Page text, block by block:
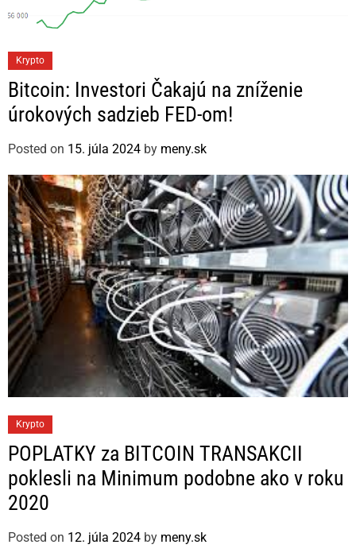
a
t
e
o
r
e
s
Krypto
Bitcoin: Investori Čakajú na zníženie
úrokových sadzieb FED-om!
Posted on 15. júla 2024 by meny.sk
a
t
e
g
r
Krypto
POPLATKY za BITCOIN TRANSAKCII
poklesli na Minimum podobne ako v roku
2020
Posted on 12. júla 2024 by meny.sk